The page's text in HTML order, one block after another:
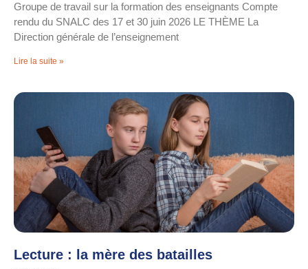
Groupe de travail sur la formation des enseignants Compte
rendu du SNALC des 17 et 30 juin 2026 LE THÈME La
Direction générale de l’enseignement
Lire la suite »
Lecture : la mère des batailles